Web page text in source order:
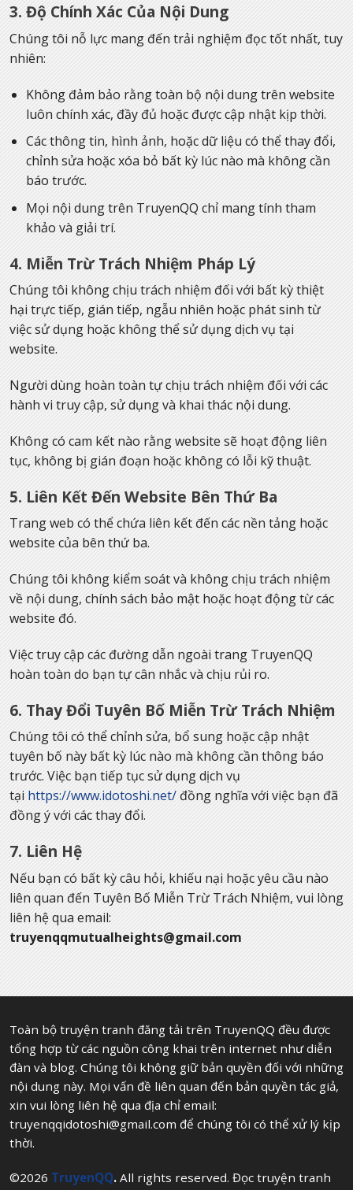
3. Độ Chính Xác Của Nội Dung
Chúng tôi nỗ lực mang đến trải nghiệm đọc tốt nhất, tuy
nhiên:
Không đảm bảo rằng toàn bộ nội dung trên website
luôn chính xác, đầy đủ hoặc được cập nhật kịp thời.
Các thông tin, hình ảnh, hoặc dữ liệu có thể thay đổi,
chỉnh sửa hoặc xóa bỏ bất kỳ lúc nào mà không cần
báo trước.
Mọi nội dung trên TruyenQQ chỉ mang tính tham
khảo và giải trí.
4. Miễn Trừ Trách Nhiệm Pháp Lý
Chúng tôi không chịu trách nhiệm đối với bất kỳ thiệt
hại trực tiếp, gián tiếp, ngẫu nhiên hoặc phát sinh từ
việc sử dụng hoặc không thể sử dụng dịch vụ tại
website.
Người dùng hoàn toàn tự chịu trách nhiệm đối với các
hành vi truy cập, sử dụng và khai thác nội dung.
Không có cam kết nào rằng website sẽ hoạt động liên
tục, không bị gián đoạn hoặc không có lỗi kỹ thuật.
5. Liên Kết Đến Website Bên Thứ Ba
Trang web có thể chứa liên kết đến các nền tảng hoặc
website của bên thứ ba.
Chúng tôi không kiểm soát và không chịu trách nhiệm
về nội dung, chính sách bảo mật hoặc hoạt động từ các
website đó.
Việc truy cập các đường dẫn ngoài trang TruyenQQ
hoàn toàn do bạn tự cân nhắc và chịu rủi ro.
6. Thay Đổi Tuyên Bố Miễn Trừ Trách Nhiệm
Chúng tôi có thể chỉnh sửa, bổ sung hoặc cập nhật
tuyên bố này bất kỳ lúc nào mà không cần thông báo
trước. Việc bạn tiếp tục sử dụng dịch vụ
tại https://www.idotoshi.net/đồng nghĩa với việc bạn đã
đồng ý với các thay đổi.
7. Liên Hệ
Nếu bạn có bất kỳ câu hỏi, khiếu nại hoặc yêu cầu nào
liên quan đến Tuyên Bố Miễn Trừ Trách Nhiệm, vui lòng
liên hệ qua email:
truyenqqmutualheights@gmail.com
Toàn bộ truyện tranh đăng tải trên TruyenQQ đều được
tổng hợp từ các nguồn công khai trên internet như diễn
đàn và blog. Chúng tôi không giữ bản quyền đối với những
nội dung này. Mọi vấn đề liên quan đến bản quyền tác giả,
xin vui lòng liên hệ qua địa chỉ email:
truyenqqidotoshi@gmail.com để chúng tôi có thể xử lý kịp
thời.
©2026 TruyenQQ. All rights reserved. Đọc truyện tranh